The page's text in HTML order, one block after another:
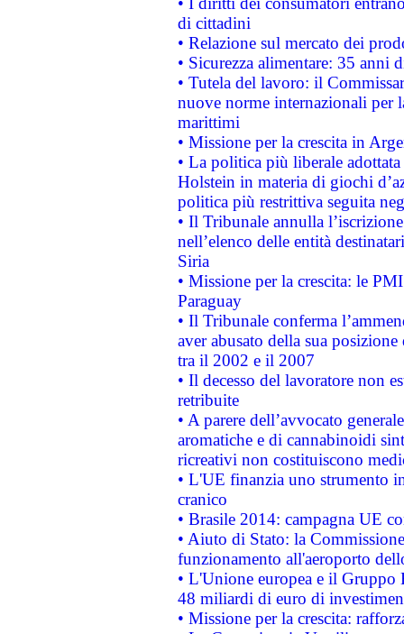
di cittadini
• Relazione sul mercato dei
• Sicurezza alimentare: 35 anni
• Tutela del lavoro: il
nuove norme internazionali per
marittimi
• Missione per la crescita in
• La politica più liberale
Holstein in materia di giochi
politica più restrittiva seguita
• Il Tribunale annulla
nell’elenco delle entità
Siria
• Missione per la crescita: le
Paraguay
• Il Tribunale conferma
aver abusato della sua
tra il 2002 e il 2007
• Il decesso del lavoratore non
retribuite
• A parere dell’avvocato
aromatiche e di cannabinoidi
ricreativi non costituiscono
• L'UE finanzia uno strumento
cranico
• Brasile 2014: campagna UE
• Aiuto di Stato: la
funzionamento all'aeroporto
• L'Unione europea e il
48 miliardi di euro di
• Missione per la crescita: